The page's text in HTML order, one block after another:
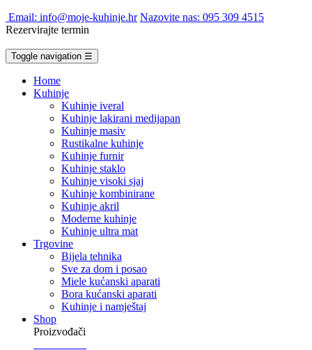
Email: info@moje-kuhinje.hr Nazovite nas: 095 309 4515
Rezervirajte termin
Toggle navigation ☰
Home
Kuhinje
Kuhinje iveral
Kuhinje lakirani medijapan
Kuhinje masiv
Rustikalne kuhinje
Kuhinje furnir
Kuhinje staklo
Kuhinje visoki sjaj
Kuhinje kombinirane
Kuhinje akril
Moderne kuhinje
Kuhinje ultra mat
Trgovine
Bijela tehnika
Sve za dom i posao
Miele kućanski aparati
Bora kućanski aparati
Kuhinje i namještaj
Shop
Proizvođači